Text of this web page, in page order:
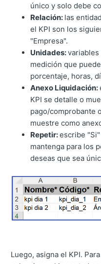
único y solo debe
Relación: las
el KPI son los
"Empresa".
Unidades:variables
medición que
porcentaje, horas,
Anexo Liquidación:
KPI se detalle o
pago/comprobante
muestre como
Repetir:escribe
mantenga para los
deseas que sea
Luego, asigna el KPI.